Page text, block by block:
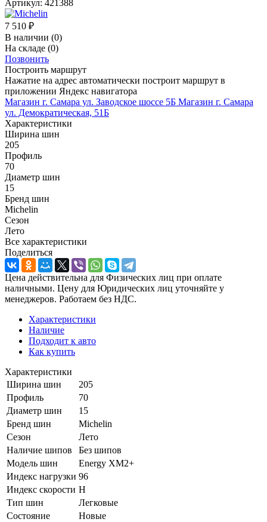
Артикул: 421388
7 510 ₽
В наличии (0)
На складе (0)
Позвонить
Построить маршрут
Нажатие на адрес автоматически построит маршрут в
приложении Яндекс навигатора
Магазин г. Самара ул. Заводское шоссе 5Б Магазин г. Самара
ул. Демократическая, 51Б
Характеристики
Ширина шин
205
Профиль
70
Диаметр шин
15
Бренд шин
Michelin
Сезон
Лето
Все характеристики
Поделиться
Цена действительна для Физических лиц при оплате
наличными. Цену для Юридических лиц уточняйте у
менеджеров. Работаем без НДС.
Характеристики
Наличие
Подходит к авто
Как купить
Характеристики
Ширина шин
205
Профиль
70
Диаметр шин
15
Бренд шин
Michelin
Сезон
Лето
Наличие шипов
Без шипов
Модель шин
Energy XM2+
Индекс нагрузки 96
Индекс скорости H
Тип шин
Легковые
Состояние
Новые